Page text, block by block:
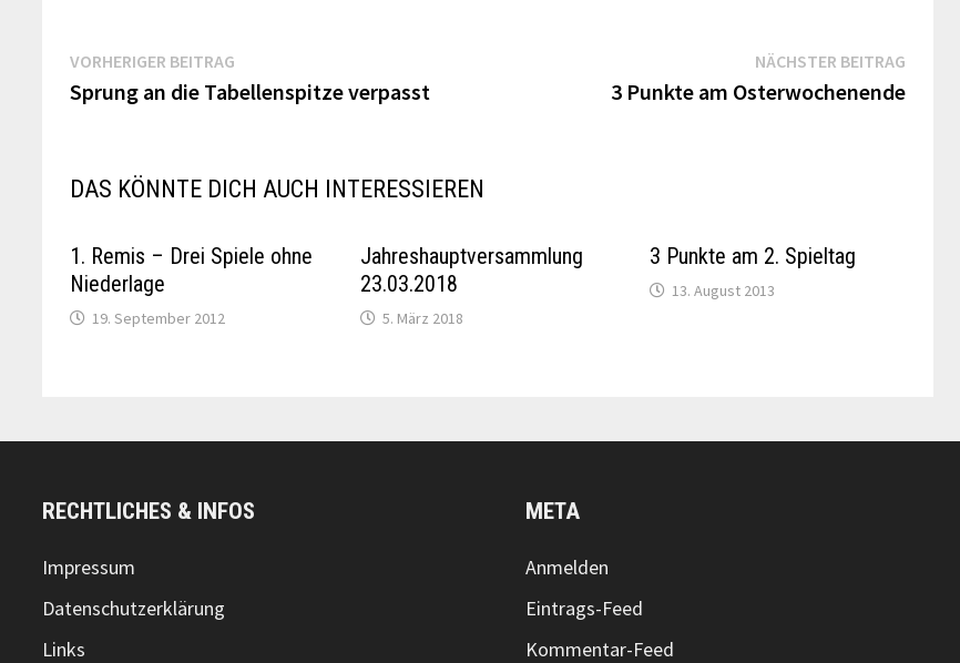
Beitragsnavigation
VORHERIGER BEITRAG
Beitrag:
Sprung an die Tabellenspitze verpasst
NÄCHSTER BEITRAG
Beitrag:
3 Punkte am Osterwochenende
DAS KÖNNTE DICH AUCH INTERESSIEREN
1. Remis – Drei Spiele ohne
Niederlage
19. September 2012
Jahreshauptversammlung
23.03.2018
5. März 2018
3 Punkte am 2. Spieltag
13. August 2013
RECHTLICHES & INFOS
Impressum
Datenschutzerklärung
Links
META
Anmelden
Eintrags-Feed
Kommentar-Feed